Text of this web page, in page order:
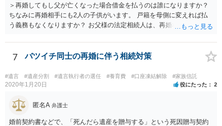
＞再婚してもし父が亡くなった場合借金を払うのは誰になりますか？
ちなみに再婚相手にも2人の子供がいます。 戸籍を母側に変えれば払
う義務もなくなりますか？ お父様の法定相続人は、再婚相手とご相談
戸籍がどこにあるのかは関係ありません。 ただし、お父様が亡くなっ
たことを知ってから３か月以内に家庭裁判所にて「相続放棄」の手続
7 バツイチ同士の再婚に伴う相続対策
#遺言 #遺産分割 #遺言執行者の選任 #養育費 #口座凍結解除 #家族信託
2020年1月20日 役にたった 2
匿名A 弁護士
婚前契約書などで、「死んだら遺産を贈与する」という死因贈与契約